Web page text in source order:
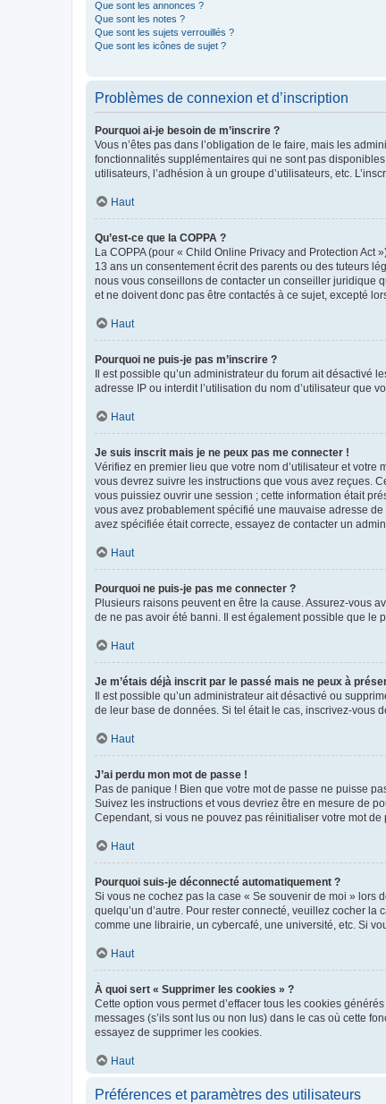
Que sont les annonces ?
Que sont les notes ?
Que sont les sujets verrouillés ?
Que sont les icônes de sujet ?
Problèmes de connexion et d’inscription
Pourquoi ai-je besoin de m’inscrire ?
Vous n’êtes pas dans l’obligation de le faire, mais les
fonctionnalités supplémentaires qui ne sont pas
utilisateurs, l’adhésion à un groupe d’utilisateurs, etc.
Haut
Qu’est-ce que la COPPA ?
La COPPA (pour « Child Online Privacy and Protection
13 ans un consentement écrit des parents ou des tuteurs
nous vous conseillons de contacter un conseiller juridique
et ne doivent donc pas être contactés à ce sujet, excepté
Haut
Pourquoi ne puis-je pas m’inscrire ?
Il est possible qu’un administrateur du forum ait désactivé
adresse IP ou interdit l’utilisation du nom d’utilisateur que
Haut
Je suis inscrit mais je ne peux pas me connecter !
Vérifiez en premier lieu que votre nom d’utilisateur et votre
vous devrez suivre les instructions que vous avez reçues.
vous puissiez ouvrir une session ; cette information était
vous avez probablement spécifié une mauvaise adresse
avez spécifiée était correcte, essayez de contacter un
Haut
Pourquoi ne puis-je pas me connecter ?
Plusieurs raisons peuvent en être la cause. Assurez-vous
de ne pas avoir été banni. Il est également possible que le
Haut
Je m’étais déjà inscrit par le passé mais ne peux à
Il est possible qu’un administrateur ait désactivé ou
de leur base de données. Si tel était le cas, inscrivez-vous
Haut
J’ai perdu mon mot de passe !
Pas de panique ! Bien que votre mot de passe ne puisse
Suivez les instructions et vous devriez être en mesure de
Cependant, si vous ne pouvez pas réinitialiser votre mot
Haut
Pourquoi suis-je déconnecté automatiquement ?
Si vous ne cochez pas la case « Se souvenir de moi » lors
quelqu’un d’autre. Pour rester connecté, veuillez cocher
comme une librairie, un cybercafé, une université, etc. Si
Haut
À quoi sert « Supprimer les cookies » ?
Cette option vous permet d’effacer tous les cookies
messages (s’ils sont lus ou non lus) dans le cas où cette
essayez de supprimer les cookies.
Haut
Préférences et paramètres des utilisateurs